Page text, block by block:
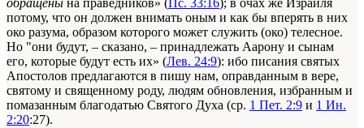
обращены на праведников» (Пс. 33:16); в очах же Израиля
потому, что он должен внимать оным и как бы вперять в них
око разума, образом которого может служить (око) телесное.
Но "они будут, – сказано, – принадлежать Аарону и сынам
его, которые будут есть их» (Лев. 24:9): ибо писания святых
Апостолов предлагаются в пишу нам, оправданным в вере,
святому и священному роду, людям обновления, избранным и
помазанным благодатью Святого Духа (ср. 1 Пет. 2:9 и 1 Ин.
2:20:27).